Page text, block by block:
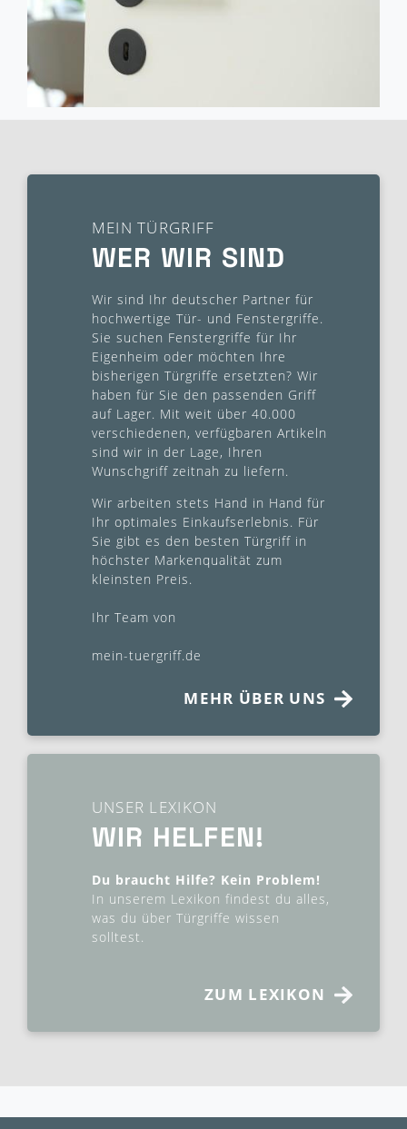
MEIN TÜRGRIFF
WER WIR SIND
Wir sind Ihr deutscher Partner für
hochwertige Tür- und Fenstergriffe.
Sie suchen Fenstergriffe für Ihr
Eigenheim oder möchten Ihre
bisherigen Türgriffe ersetzten? Wir
haben für Sie den passenden Griff
auf Lager. Mit weit über 40.000
verschiedenen, verfügbaren Artikeln
sind wir in der Lage, Ihren
Wunschgriff zeitnah zu liefern.
Wir arbeiten stets Hand in Hand für
Ihr optimales Einkaufserlebnis. Für
Sie gibt es den besten Türgriff in
höchster Markenqualität zum
kleinsten Preis.
Ihr Team von
mein-tuergriff.de
MEHR ÜBER UNS
UNSER LEXIKON
WIR HELFEN!
Du braucht Hilfe? Kein Problem!
In unserem Lexikon findest du alles,
was du über Türgriffe wissen
solltest.
ZUM LEXIKON